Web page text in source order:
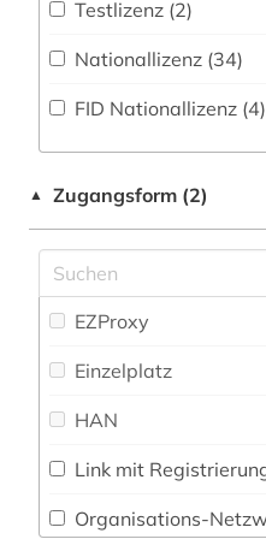
Philosophie (49)
Politologie (92)
Slavistik (61)
alltag (1)
alltagsleben (1)
altenglisch (8)
amerika (24)
Testlizenz (2)
Nationallizenz (34)
FID Nationallizenz (4)
▲ Zugangsform (2)
EZProxy
Einzelplatz
HAN